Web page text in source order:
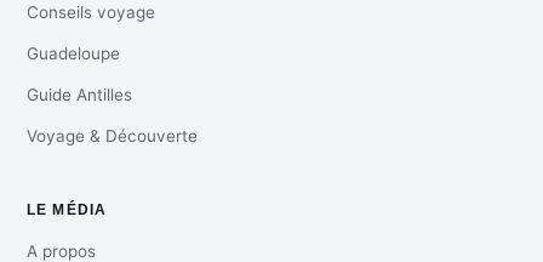
Conseils voyage
Guadeloupe
Guide Antilles
Voyage & Découverte
LE MÉDIA
A propos